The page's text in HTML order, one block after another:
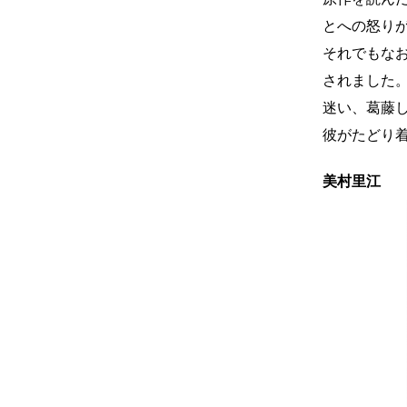
とへの怒り
それでもな
されました。
迷い、葛藤
彼がたどり
美村里江